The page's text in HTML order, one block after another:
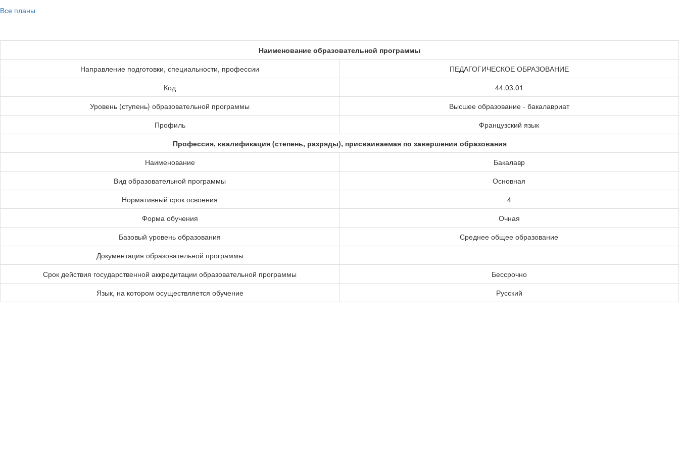
Все планы
Наименование образовательной программы
Направление подготовки, специальности, профессии
ПЕДАГОГИЧЕСКОЕ ОБРАЗОВАНИЕ
Код
44.03.01
Уровень (ступень) образовательной программы
Высшее образование - бакалавриат
Профиль
Французский язык
Профессия, квалификация (степень, разряды), присваиваемая по завершении образования
Наименование
Бакалавр
Вид образовательной программы
Основная
Нормативный срок освоения
4
Форма обучения
Очная
Базовый уровень образования
Среднее общее образование
Документация образовательной программы
Срок действия государственной аккредитации образовательной программы
Бессрочно
Язык, на котором осуществляется обучение
Русский